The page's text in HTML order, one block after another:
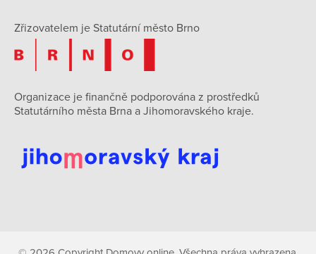
Zřizovatelem je Statutární město Brno
Organizace je finančně podporována z prostředků
Statutárního města Brna a Jihomoravského kraje.